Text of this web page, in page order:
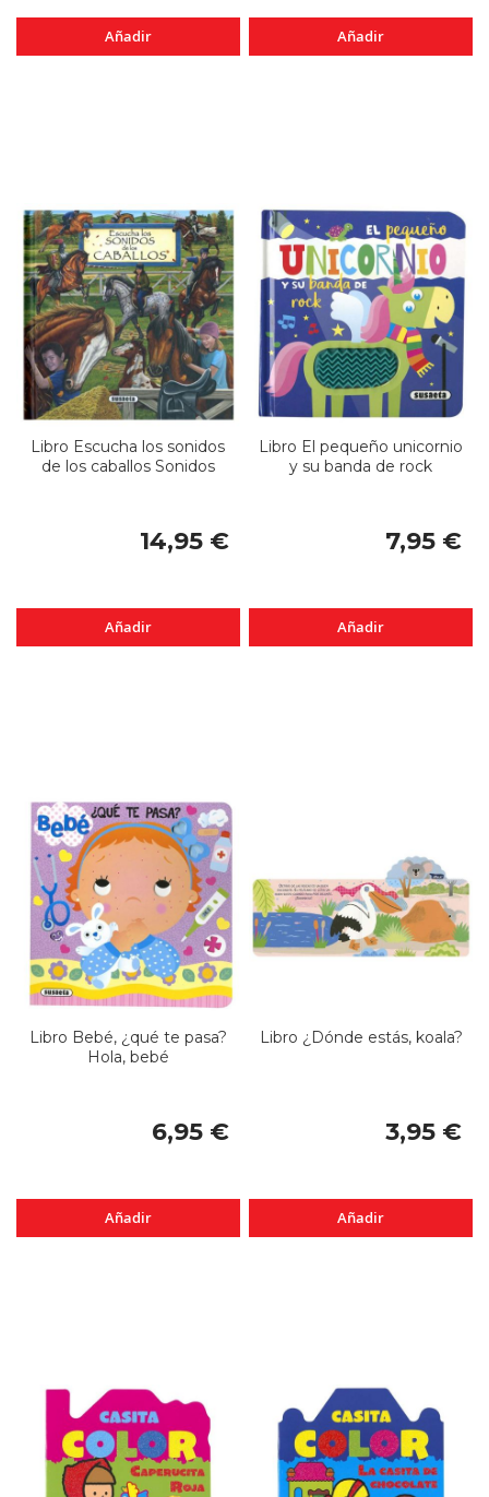
Añadir Añadir
Libro Escucha los sonidos
de los caballos Sonidos
14,95 €
Añadir
Libro El pequeño unicornio
y su banda de rock
7,95 €
Añadir
Libro Bebé, ¿qué te pasa?
Hola, bebé
6,95 €
Añadir
Libro ¿Dónde estás, koala?
3,95 €
Añadir